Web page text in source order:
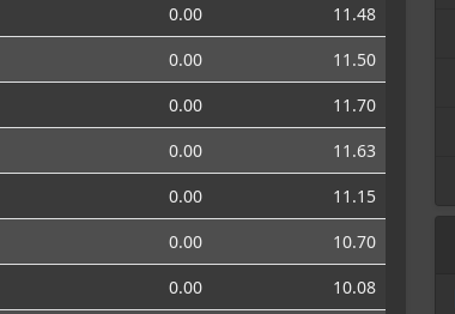
0.00
11.48
0.00
11.50
0.00
11.70
0.00
11.63
0.00
11.15
0.00
10.70
0.00
10.08